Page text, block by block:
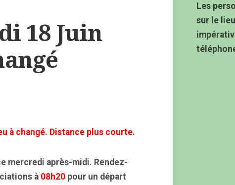
18 Juin
à changé. Distance plus courte.
mercredi après-midi. Rendez-
à 08h20 pour un départ
Les
sur le